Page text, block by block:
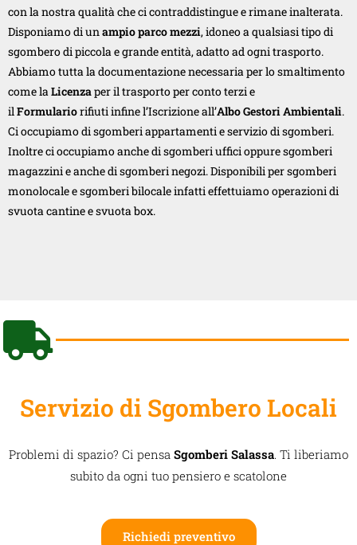
con la nostra qualità che ci contraddistingue e rimane inalterata.
Disponiamo di unampio parco mezzi, idoneo a qualsiasi tipo di
sgombero di piccola e grande entità, adatto ad ogni trasporto.
Abbiamo tutta la documentazione necessaria per lo smaltimento
come laLicenzaper il trasporto per conto terzi e
ilFormulariorifiuti infine l’Iscrizione all’Albo Gestori Ambientali.
Ci occupiamo di sgomberi appartamenti e servizio di sgomberi.
Inoltre ci occupiamo anche di sgomberi uffici oppure sgomberi
magazzini e anche di sgomberi negozi. Disponibili per sgomberi
monolocale e sgomberi bilocale infatti effettuiamo operazioni di
svuota cantine e svuota box.
Servizio di Sgombero Locali
Problemi di spazio? Ci pensa Sgomberi Salassa. Ti liberiamo
subito da ogni tuo pensiero e scatolone
Richiedi preventivo